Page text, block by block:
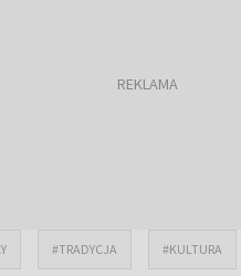
#TRADYCJA #KULTURA